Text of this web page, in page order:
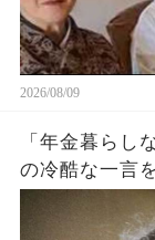
2026/08/09
「年金暮らし
の冷酷な一言
日後、息子の
は青ざめまし